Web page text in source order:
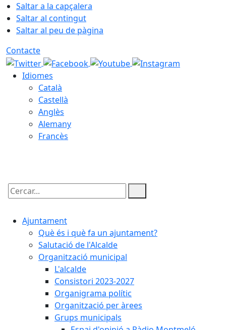
Saltar a la capçalera
Saltar al contingut
Saltar al peu de pàgina
Contacte
Idiomes
Català
Castellà
Anglès
Alemany
Francès
Cercar:
Ajuntament
Què és i què fa un ajuntament?
Salutació de l'Alcalde
Organització municipal
L'alcalde
Consistori 2023-2027
Organigrama polític
Organització per àrees
Grups municipals